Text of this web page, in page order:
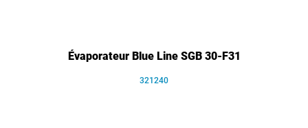
Évaporateur Blue Line SGB 30-F31
321240